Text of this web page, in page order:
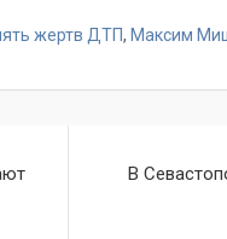
жертв ДТП, Максим
В